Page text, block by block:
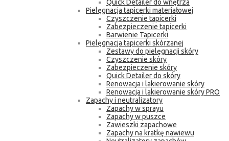
Quick Detailer do wnętrza
Pielęgnacja tapicerki materiałowej
Czyszczenie tapicerki
Zabezpieczenie tapicerki
Barwienie Tapicerki
Pielęgnacja tapicerki skórzanej
Zestawy do pielęgnacji skóry
Czyszczenie skóry
Zabezpieczenie skóry
Quick Detailer do skóry
Renowacja i lakierowanie skóry
Renowacja i lakierowanie skóry PRO
Zapachy i neutralizatory
Zapachy w sprayu
Zapachy w puszce
Zawieszki zapachowe
Zapachy na kratkę nawiewu